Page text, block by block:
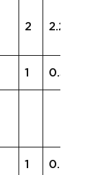
2 2.2g
1 0.3g
1 0.6g